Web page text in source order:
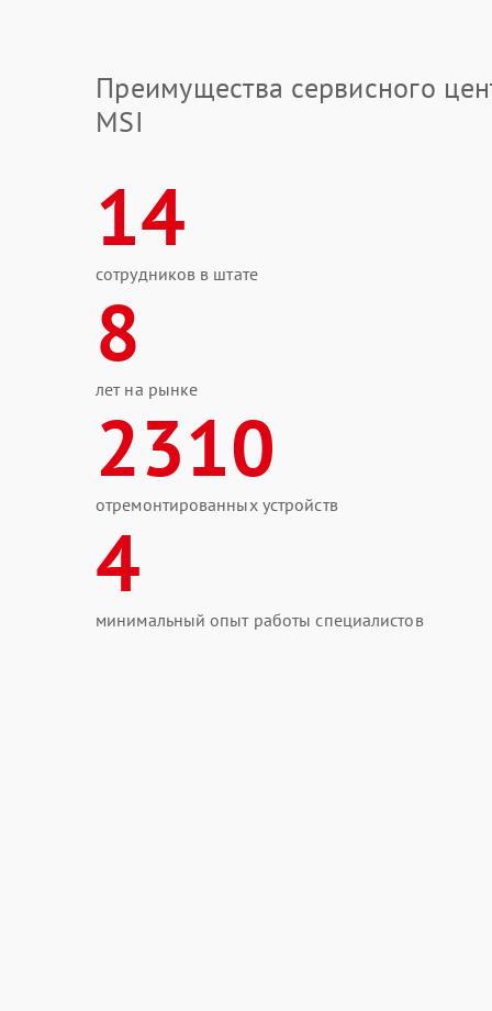
Преимущества сервисного
MSI
14
сотрудников в штате
8
лет на рынке
2310
отремонтированных устройств
4
минимальный опыт работы специалистов